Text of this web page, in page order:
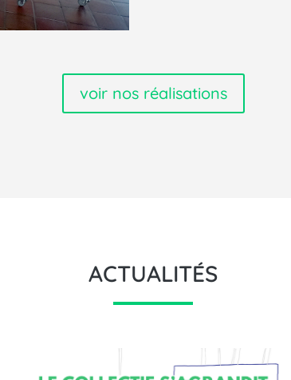
voir nos réalisations
ACTUALITÉS